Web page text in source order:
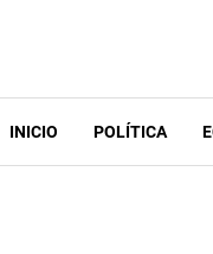
INICIO POLÍTICA